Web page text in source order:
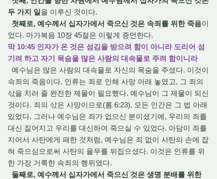
두 가지 일을 이루신 것이다.
첫째로, 예수께서 십자가에서 죽으신 것은 속죄를 위한 죽음이
었다. 마가복음 10장 45절은 이렇게 증언한다.
막 10:45 인자가 온 것은 섬김을 받으려 함이 아니라 도리어 섬
기려 하고 자기 목숨을 많은 사람의 대속물로 주려 함이니라
예수님은 많은 사람의 대속물로 자신의 목숨을 주셨다. 이것이
속죄의 죽음이다. 인류는 죄로 인해 사망 아래 놓였고, 그 죄의
삯을 치러 줄 완전한 제물이 필요했다. 예수님이 그 제물이 되신
것이다. 죄의 삯은 사망이므로(롬 6:23), 모든 인간은 그 법 아래
있었다. 그러나 예수님은 죄가 없으신 분이셨기에, 우리의 죄를
대신 짊어지고 우리를 대신하여 죽으실 수 있었다. 아담이 죄를
지어서 사탄에게 패한 것처럼, 예수님은 죄 없이 사탄의 손에 잡
혀 죽으심으로써 사탄의 올무를 뒤집으셨다. 이것은 인류를 위
한 가장 거룩한 속죄의 행위였다.
둘째로, 예수께서 십자가에서 죽으신 것은 생명 분배를 위한